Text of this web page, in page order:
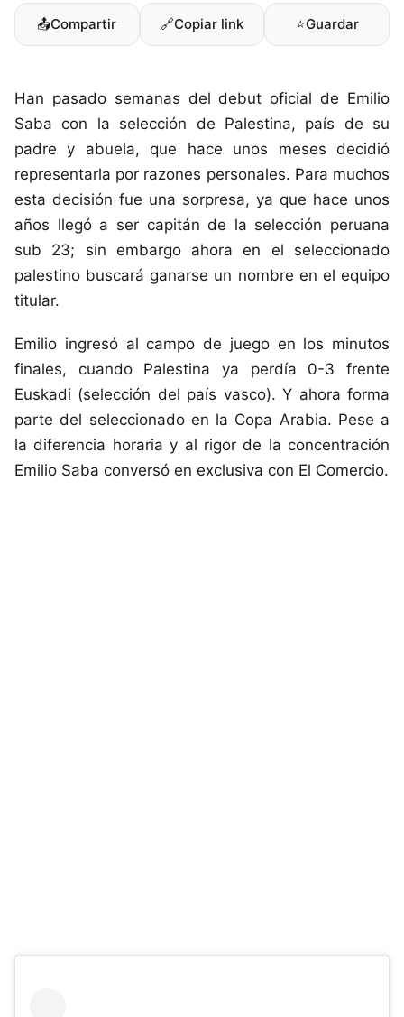
📤Compartir 🔗Copiar link ⭐Guardar
Han pasado semanas del debut oficial de Emilio
Saba con la selección de Palestina, país de su
padre y abuela, que hace unos meses decidió
representarla por razones personales. Para muchos
esta decisión fue una sorpresa, ya que hace unos
años llegó a ser capitán de la selección peruana
sub 23; sin embargo ahora en el seleccionado
palestino buscará ganarse un nombre en el equipo
titular.
Emilio ingresó al campo de juego en los minutos
finales, cuando Palestina ya perdía 0-3 frente
Euskadi (selección del país vasco). Y ahora forma
parte del seleccionado en la Copa Arabia. Pese a
la diferencia horaria y al rigor de la concentración
Emilio Saba conversó en exclusiva con El Comercio.